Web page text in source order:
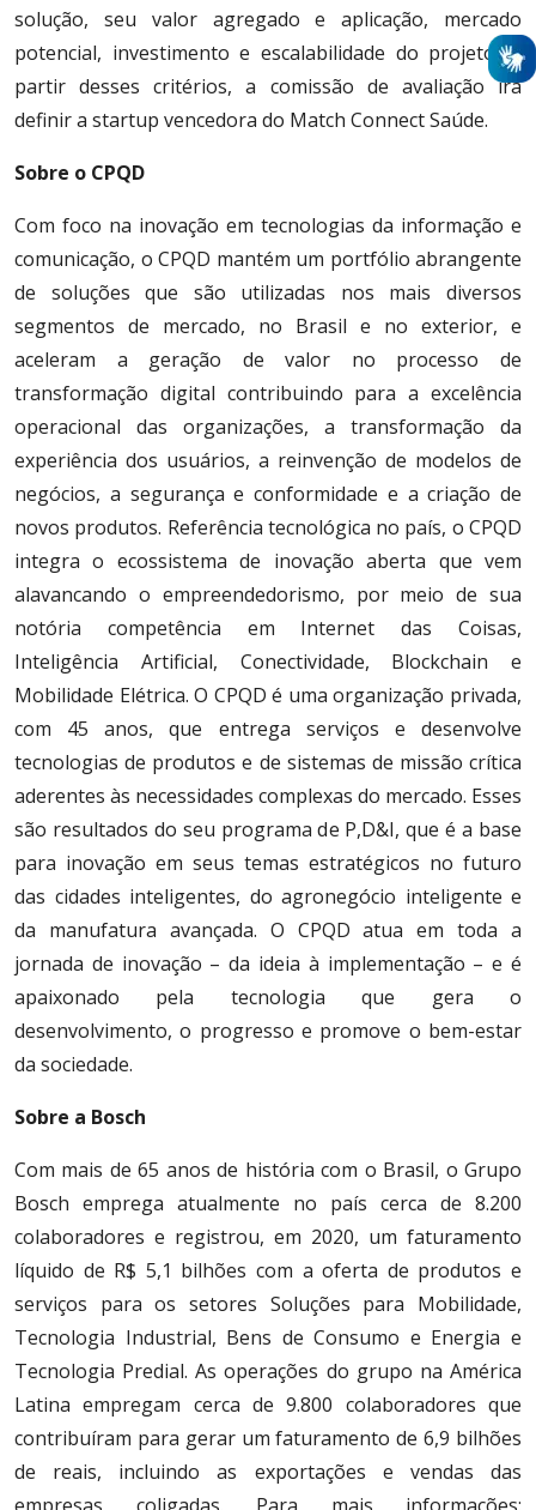
solução, seu valor agregado e aplicação, mercado
potencial, investimento e escalabilidade do projeto. A
partir desses critérios, a comissão de avaliação irá
definir a startup vencedora do Match Connect Saúde.
Sobre o CPQD
Com foco na inovação em tecnologias da informação e
comunicação, o CPQD mantém um portfólio abrangente
de soluções que são utilizadas nos mais diversos
segmentos de mercado, no Brasil e no exterior, e
aceleram a geração de valor no processo de
transformação digital contribuindo para a excelência
operacional das organizações, a transformação da
experiência dos usuários, a reinvenção de modelos de
negócios, a segurança e conformidade e a criação de
novos produtos. Referência tecnológica no país, o CPQD
integra o ecossistema de inovação aberta que vem
alavancando o empreendedorismo, por meio de sua
notória competência em Internet das Coisas,
Inteligência Artificial, Conectividade, Blockchain e
Mobilidade Elétrica. O CPQD é uma organização privada,
com 45 anos, que entrega serviços e desenvolve
tecnologias de produtos e de sistemas de missão crítica
aderentes às necessidades complexas do mercado. Esses
são resultados do seu programa de P,D&I, que é a base
para inovação em seus temas estratégicos no futuro
das cidades inteligentes, do agronegócio inteligente e
da manufatura avançada. O CPQD atua em toda a
jornada de inovação – da ideia à implementação – e é
apaixonado pela tecnologia que gera o
desenvolvimento, o progresso e promove o bem-estar
da sociedade.
Sobre a Bosch
Com mais de 65 anos de história com o Brasil, o Grupo
Bosch emprega atualmente no país cerca de 8.200
colaboradores e registrou, em 2020, um faturamento
líquido de R$ 5,1 bilhões com a oferta de produtos e
serviços para os setores Soluções para Mobilidade,
Tecnologia Industrial, Bens de Consumo e Energia e
Tecnologia Predial. As operações do grupo na América
Latina empregam cerca de 9.800 colaboradores que
contribuíram para gerar um faturamento de 6,9 bilhões
de reais, incluindo as exportações e vendas das